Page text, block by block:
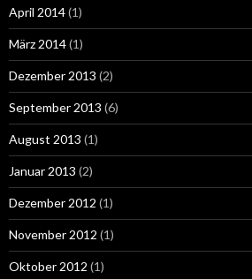
April 2014(1)
März 2014(1)
Dezember 2013 (2)
September 2013 (6)
August 2013 (1)
Januar 2013 (2)
Dezember 2012 (1)
November 2012 (1)
Oktober 2012 (1)